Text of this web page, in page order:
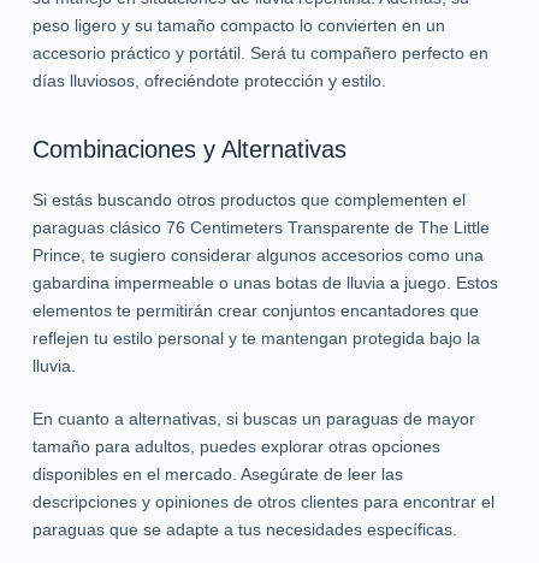
peso ligero y su tamaño compacto lo convierten en un
accesorio práctico y portátil. Será tu compañero perfecto en
días lluviosos, ofreciéndote protección y estilo.
Combinaciones y Alternativas
Si estás buscando otros productos que complementen el
paraguas clásico 76 Centimeters Transparente de The Little
Prince, te sugiero considerar algunos accesorios como una
gabardina impermeable o unas botas de lluvia a juego. Estos
elementos te permitirán crear conjuntos encantadores que
reflejen tu estilo personal y te mantengan protegida bajo la
lluvia.
En cuanto a alternativas, si buscas un paraguas de mayor
tamaño para adultos, puedes explorar otras opciones
disponibles en el mercado. Asegúrate de leer las
descripciones y opiniones de otros clientes para encontrar el
paraguas que se adapte a tus necesidades específicas.